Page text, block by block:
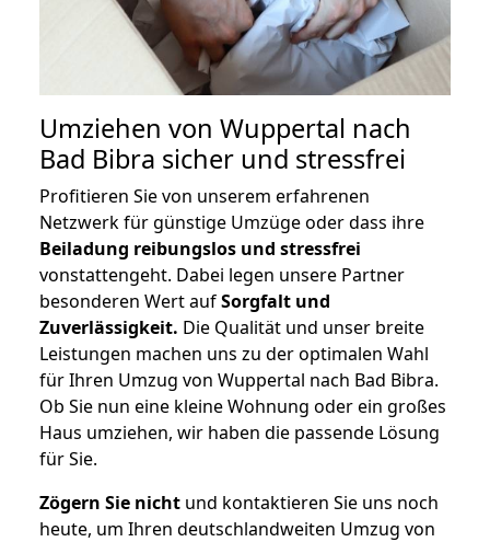
Umziehen von Wuppertal nach
Bad Bibra sicher und stressfrei
Profitieren Sie von unserem erfahrenen
Netzwerk für günstige Umzüge oder dass ihre
Beiladung reibungslos und stressfrei
vonstattengeht. Dabei legen unsere Partner
besonderen Wert aufSorgfalt und
Zuverlässigkeit. Die Qualität und unser breite
Leistungen machen uns zu der optimalen Wahl
für Ihren Umzug von Wuppertal nach Bad Bibra.
Ob Sie nun eine kleine Wohnung oder ein großes
Haus umziehen, wir haben die passende Lösung
für Sie.
Zögern Sie nicht und kontaktieren Sie uns noch
heute, um Ihren deutschlandweiten Umzug von